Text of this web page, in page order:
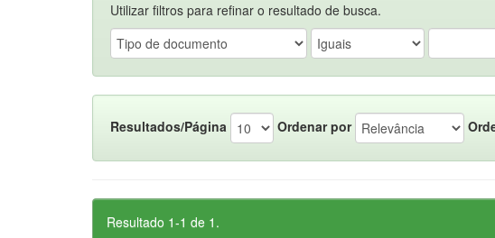
Utilizar filtros para refinar o resultado de busca.
Resultados/Página Ordenar por
Resultado 1-1 de 1.